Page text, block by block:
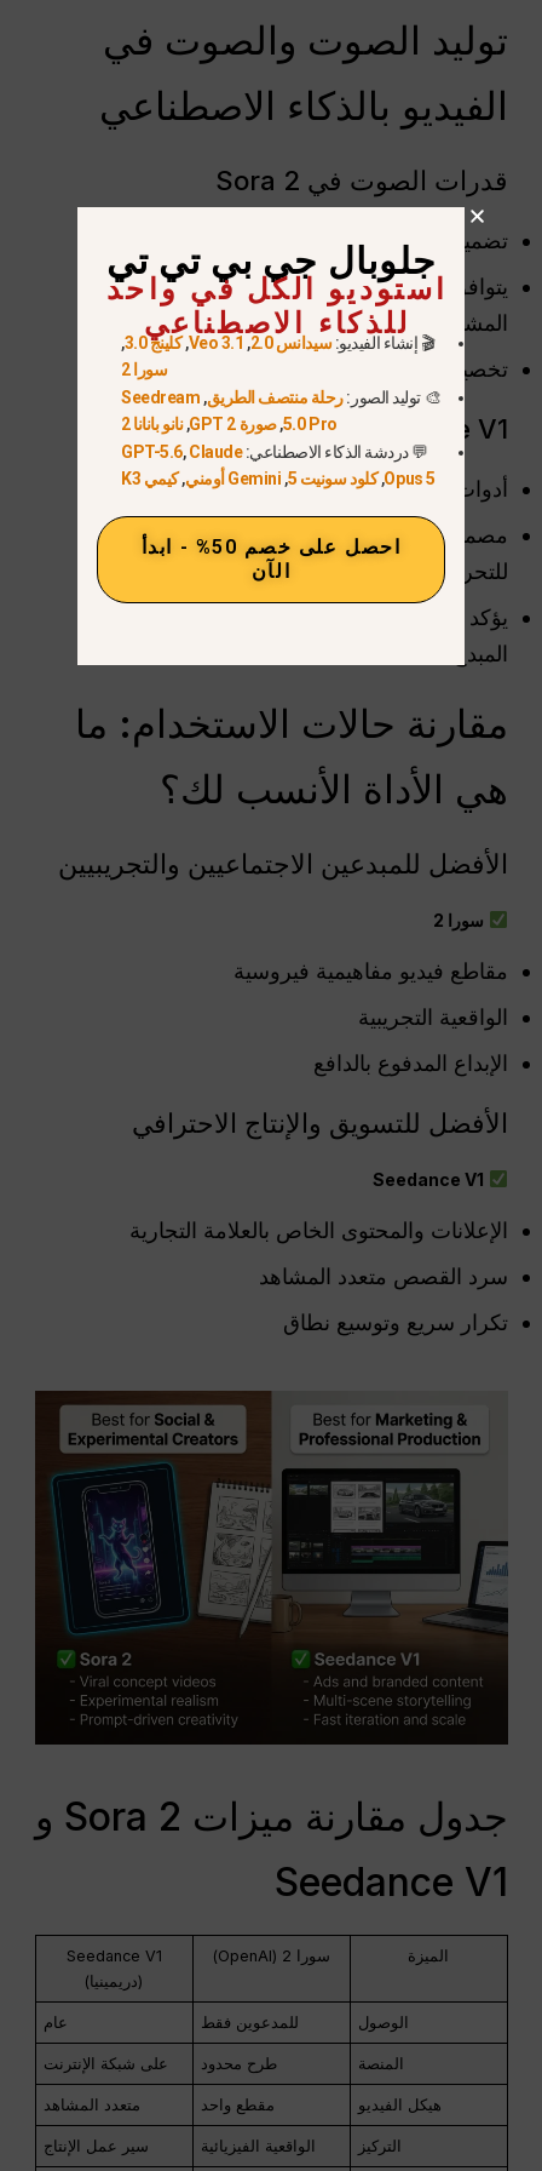
توليد الصوت والصوت في
الفيديو بالذكاء الاصطناعي
قدرات الصوت في Sora 2
تضمين إنشاء الصوت الأصلي
يتوافق تلقائيًا مع الصوت المحيط أو سياق
المشهد
تخصيص محدود لعمليات ما بعد الإنتاج
Seedance V1 سير عمل الصوت
أدوات منفصلة لإنشاء الموسيقى التصويرية
مصمم للتكامل مع خطوط الإنتاج الاحترافية
للتحرير
يؤكد على تصميم الصوت الذي يتحكم فيه
المبدع
مقارنة حالات الاستخدام: ما
هي الأداة الأنسب لك؟
الأفضل للمبدعين الاجتماعيين والتجريبيين
سورا 2
مقاطع فيديو مفاهيمية فيروسية
الواقعية التجريبية
الإبداع المدفوع بالدافع
الأفضل للتسويق والإنتاج الاحترافي
Seedance V1
الإعلانات والمحتوى الخاص بالعلامة التجارية
سرد القصص متعدد المشاهد
تكرار سريع وتوسيع نطاق
جدول مقارنة ميزات Sora 2 و
Seedance V1
الميزة سورا 2 (OpenAI)
Seedance V1
(دريمينيا)
الوصول للمدعوين فقط عام
المنصة طرح محدود على شبكة الإنترنت
هيكل الفيديو مقطع واحد متعدد المشاهد
التركيز الواقعية الفيزيائية سير عمل الإنتاج
جلوبال جي بي تي تي
استوديو الكل في واحد
للذكاء الاصطناعي
🎬 إنشاء الفيديو:سيدانس 2.0 ,
Veo 3.1
,كلينج 3.0
,
سورا 2
🎨 توليد الصور:رحلة منتصف الطريق,
Seedream
5.0 Pro
,صورة GPT 2 ,نانو بانانا 2
💬 دردشة الذكاء الاصطناعي:
GPT-5.6,Claude
Opus 5
,كلود سونيت 5 , Gemini أومني ,كيمي K3
احصل على خصم 50% - ابدأ
الآن